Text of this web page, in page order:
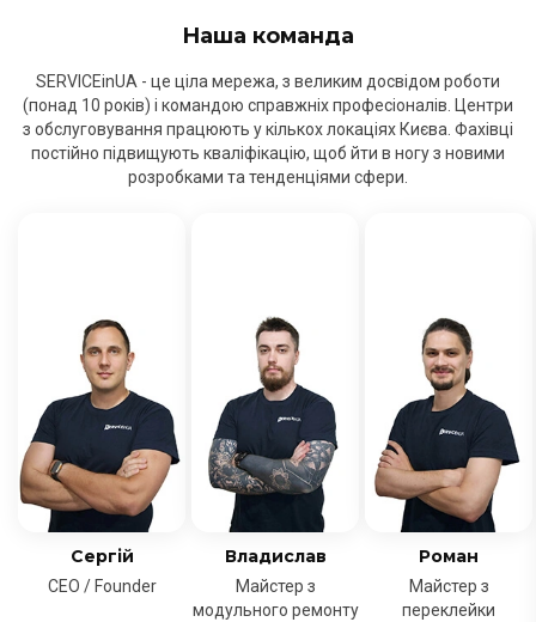
Наша команда
SERVICEinUA - це ціла мережа, з великим досвідом роботи
(понад 10 років) і командою справжніх професіоналів. Центри
з обслуговування працюють у кількох локаціях Києва. Фахівці
постійно підвищують кваліфікацію, щоб йти в ногу з новими
розробками та тенденціями сфери.
Сергій
CEO / Founder
Владислав
Майстер з
модульного ремонту
Роман
Майстер з
переклейки